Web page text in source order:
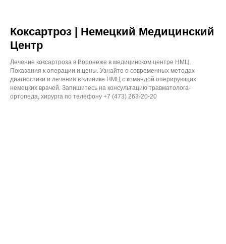
Коксартроз | Немецкий Медицинский
Центр
Лечение коксартроза в Воронеже в медицинском центре НМЦ.
Показания к операции и цены. Узнайте о современных методах
диагностики и лечения в клинике НМЦ с командой оперирующих
немецких врачей. Запишитесь на консультацию травматолога-
ортопеда, хирурга по телефону +7 (473) 263-20-20